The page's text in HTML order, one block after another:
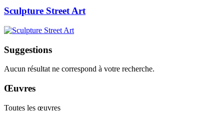
Sculpture Street Art
Suggestions
Aucun résultat ne correspond à votre recherche.
Œuvres
Toutes les œuvres